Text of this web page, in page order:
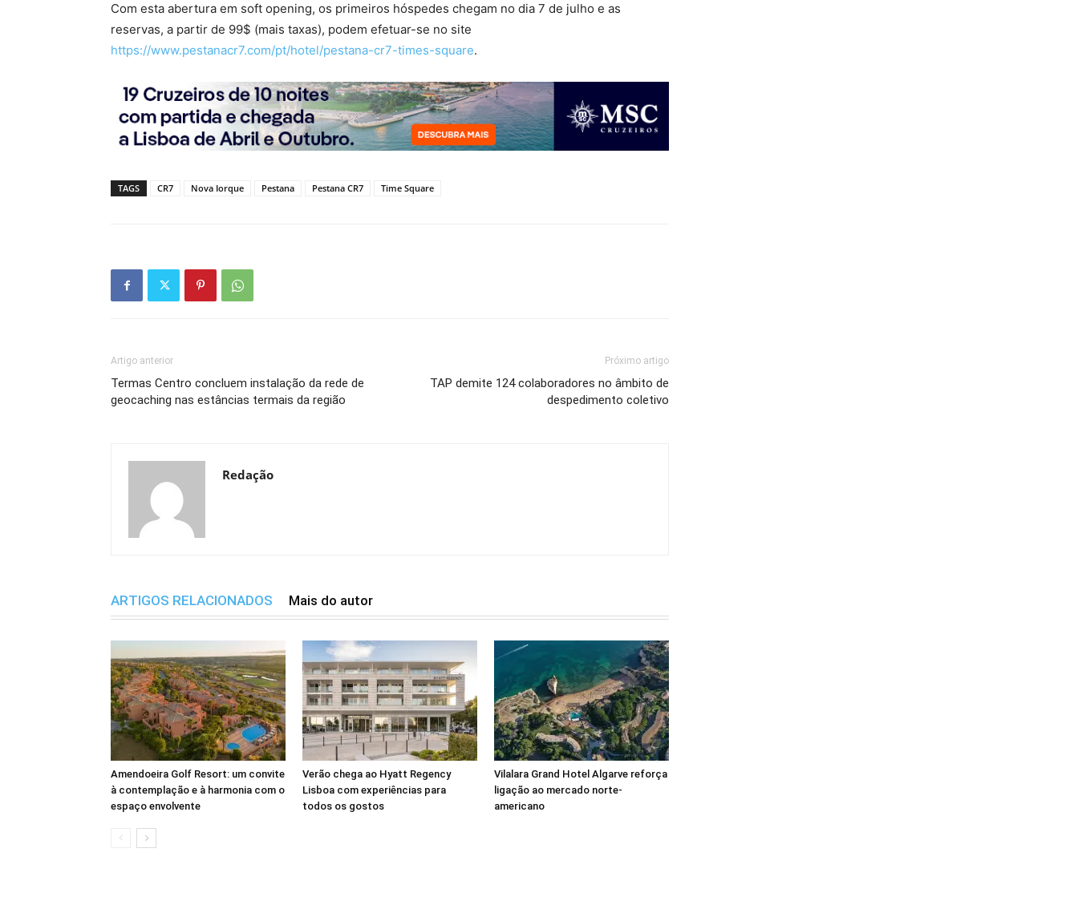
Com esta abertura em soft opening, os primeiros hóspedes chegam no dia 7 de julho e as
reservas, a partir de 99$ (mais taxas), podem efetuar-se no site
https://www.pestanacr7.com/pt/hotel/pestana-cr7-times-square.
TAGS CR7 Nova Iorque Pestana Pestana CR7 Time Square
Artigo anterior
Termas Centro concluem instalação da rede de
geocaching nas estâncias termais da região
Próximo artigo
TAP demite 124 colaboradores no âmbito de
despedimento coletivo
Redação
ARTIGOS RELACIONADOS Mais do autor
Amendoeira Golf Resort: um convite
à contemplação e à harmonia com o
espaço envolvente
Verão chega ao Hyatt Regency
Lisboa com experiências para
todos os gostos
Vilalara Grand Hotel Algarve reforça
ligação ao mercado norte-
americano